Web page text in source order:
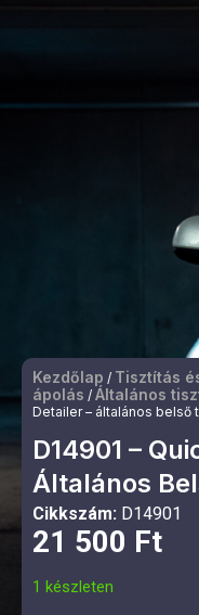
Kezdőlap / Tisztítás
ápolás / Általános
Detailer – általános belső
D14901 –
Általános
Cikkszám: D14901
21 500 Ft
1 készleten